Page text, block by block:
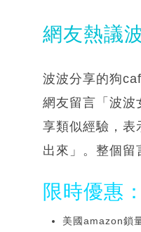
網友熱議
波波分享的狗
網友留言「波波
享類似經驗，表
出來」。整個留
限時優惠
美國amazon鎖